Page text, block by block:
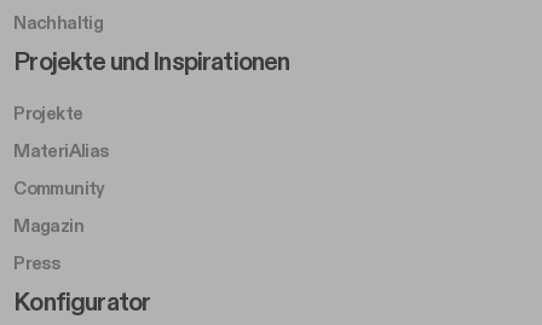
Nachhaltig
Footer Left Middle B
Projekte und Inspirationen
Projekte
MateriAlias
Community
Magazin
Press
Footer Right Middle B
Konfigurator